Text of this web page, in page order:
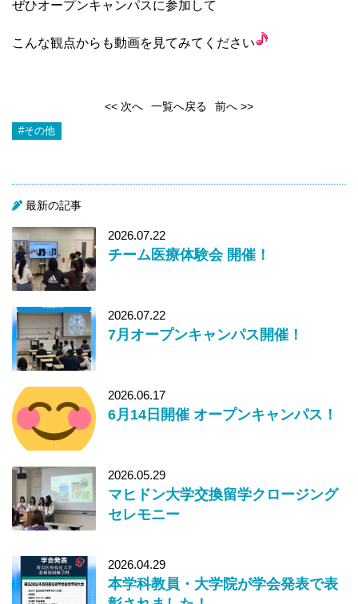
ぜひオープンキャンパスに参加して
こんな観点からも動画を見てみてください
<< 次へ 一覧へ戻る 前へ >>
#その他
最新の記事
2026.07.22
チーム医療体験会 開催！
2026.07.22
7月オープンキャンパス開催！
2026.06.17
6月14日開催 オープンキャンパス！
2026.05.29
マヒドン大学交換留学クロージング
セレモニー
2026.04.29
本学科教員・大学院が学会発表で表